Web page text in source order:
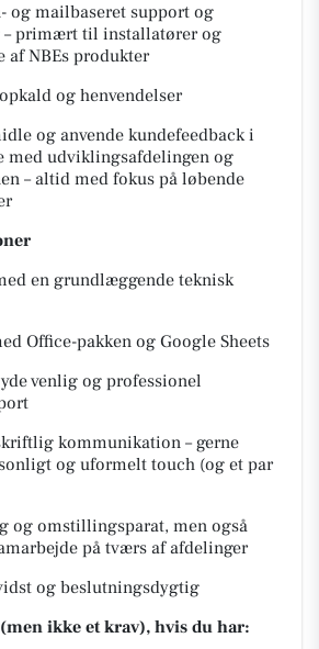
og mailbaseret support og
primært til installatører og
af NBEs produkter
og henvendelser
og anvende kundefeedback i
med udviklingsafdelingen og
– altid med fokus på løbende
en grundlæggende teknisk
Office-pakken og Google Sheets
venlig og professionel
kommunikation – gerne
og uformelt touch (og et par
og omstillingsparat, men også
på tværs af afdelinger
og beslutningsdygtig
ikke et krav), hvis du har: